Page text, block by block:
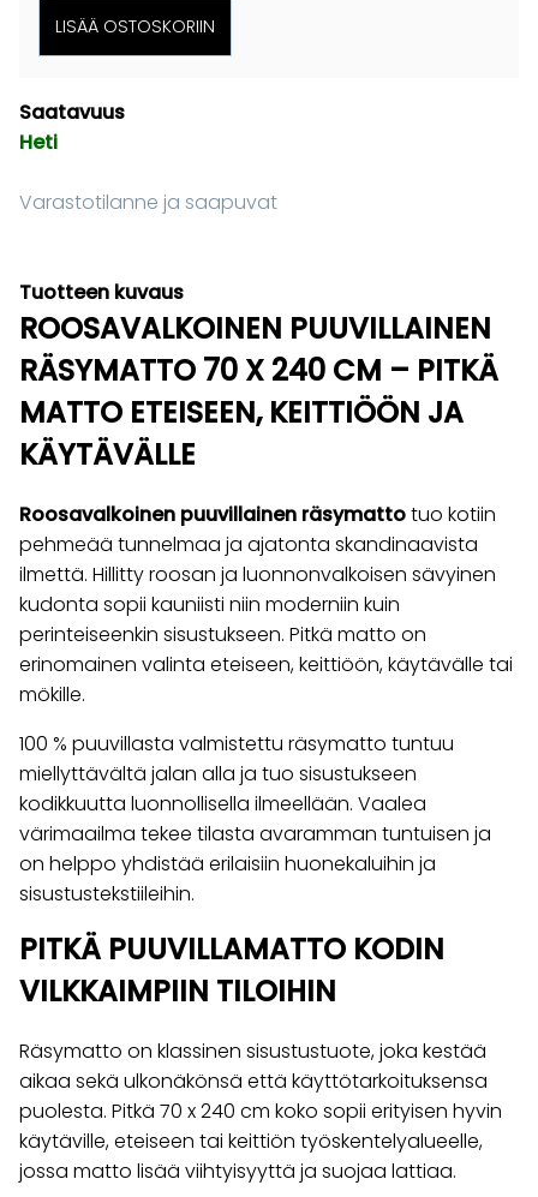
Saatavuus
Heti
Varastotilanne ja saapuvat
Tuotteen kuvaus
ROOSAVALKOINEN PUUVILLAINEN
RÄSYMATTO 70 X 240 CM – PITKÄ
MATTO ETEISEEN, KEITTIÖÖN JA
KÄYTÄVÄLLE
Roosavalkoinen puuvillainen räsymattotuo kotiin
pehmeää tunnelmaa ja ajatonta skandinaavista
ilmettä. Hillitty roosan ja luonnonvalkoisen sävyinen
kudonta sopii kauniisti niin moderniin kuin
perinteiseenkin sisustukseen. Pitkä matto on
erinomainen valinta eteiseen, keittiöön, käytävälle tai
mökille.
100 % puuvillasta valmistettu räsymatto tuntuu
miellyttävältä jalan alla ja tuo sisustukseen
kodikkuutta luonnollisella ilmeellään. Vaalea
värimaailma tekee tilasta avaramman tuntuisen ja
on helppo yhdistää erilaisiin huonekaluihin ja
sisustustekstiileihin.
PITKÄ PUUVILLAMATTO KODIN
VILKKAIMPIIN TILOIHIN
Räsymatto on klassinen sisustustuote, joka kestää
aikaa sekä ulkonäkönsä että käyttötarkoituksensa
puolesta. Pitkä 70 x 240 cm koko sopii erityisen hyvin
käytäville, eteiseen tai keittiön työskentelyalueelle,
jossa matto lisää viihtyisyyttä ja suojaa lattiaa.